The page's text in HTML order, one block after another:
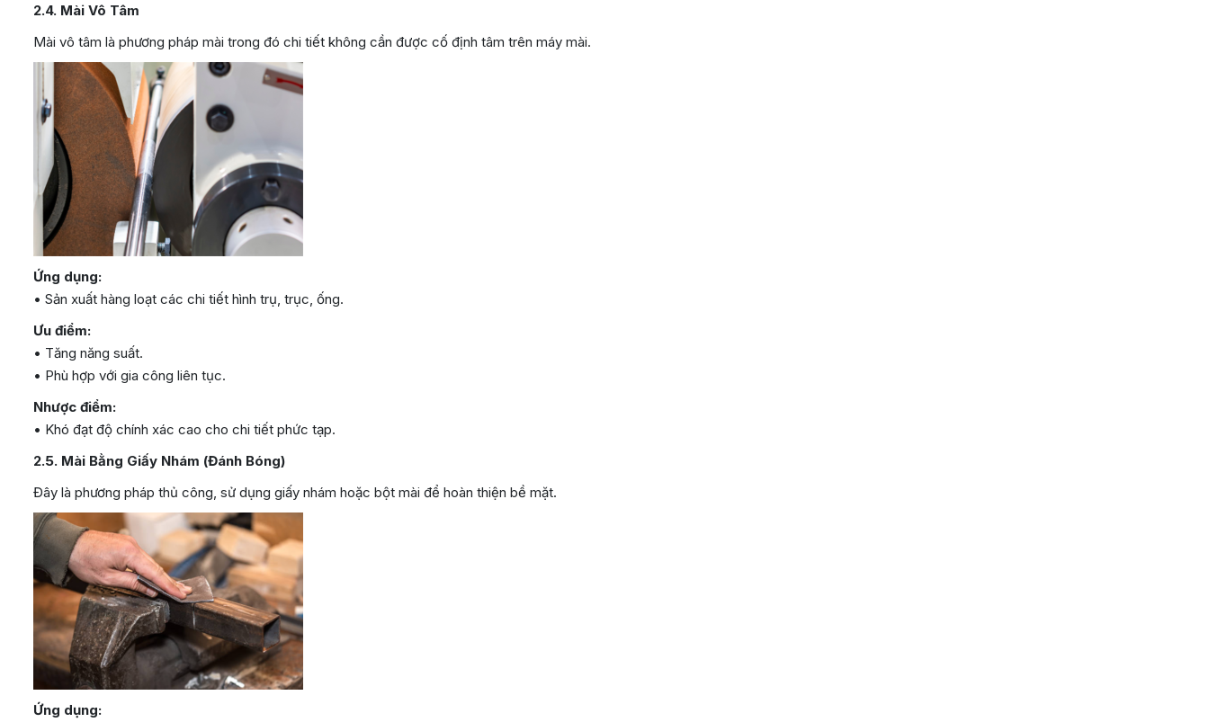
2.4. Mài Vô Tâm
Mài vô tâm là phương pháp mài trong đó chi tiết không cần được cố định tâm trên máy mài.
Ứng dụng:
• Sản xuất hàng loạt các chi tiết hình trụ, trục, ống.
Ưu điểm:
• Tăng năng suất.
• Phù hợp với gia công liên tục.
Nhược điểm:
• Khó đạt độ chính xác cao cho chi tiết phức tạp.
2.5. Mài Bằng Giấy Nhám (Đánh Bóng)
Đây là phương pháp thủ công, sử dụng giấy nhám hoặc bột mài để hoàn thiện bề mặt.
Ứng dụng: